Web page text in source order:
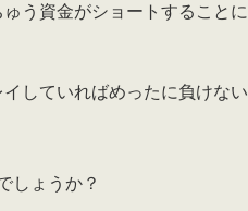
う資金がショートすることに
していればめったに負けない
しょうか？